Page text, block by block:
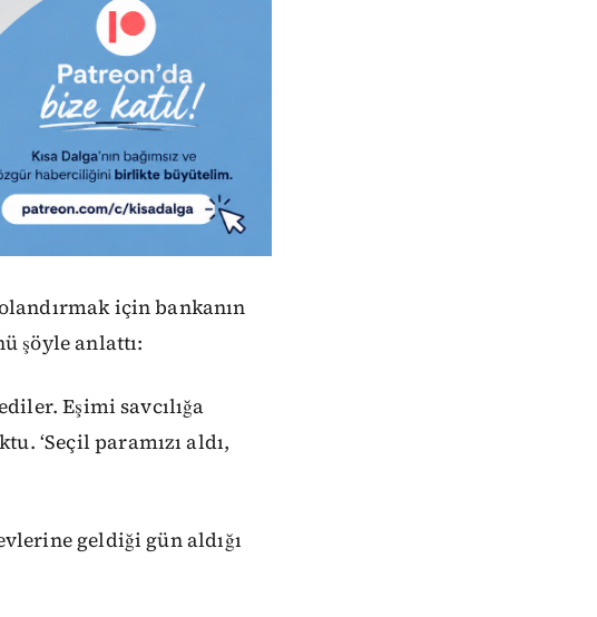
için bankanın
şöyle anlattı:
Eşimi savcılığa
‘Seçil paramızı aldı,
geldiği gün aldığı